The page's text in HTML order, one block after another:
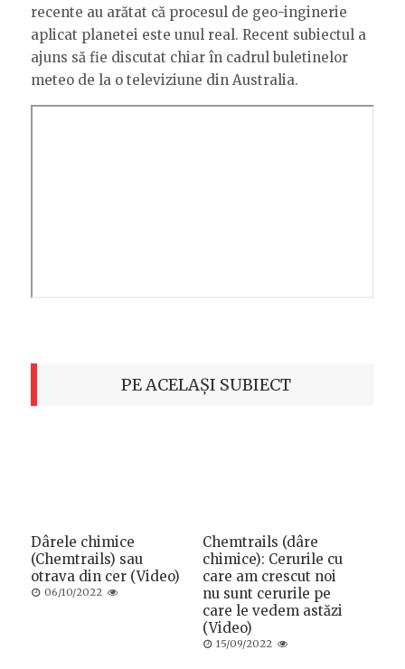
recente au arătat că procesul de geo-inginerie
aplicat planetei este unul real. Recent subiectul a
ajuns să fie discutat chiar în cadrul buletinelor
meteo de la o televiziune din Australia.
PE ACELAȘI SUBIECT
Dârele chimice
(Chemtrails) sau
otrava din cer (Video)
Posted
06/10/2022
Chemtrails (dâre
chimice): Cerurile cu
care am crescut noi
nu sunt cerurile pe
care le vedem astăzi
(Video)
Posted
15/09/2022